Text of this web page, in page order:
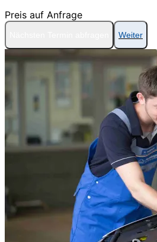
Preis auf Anfrage
Weiter